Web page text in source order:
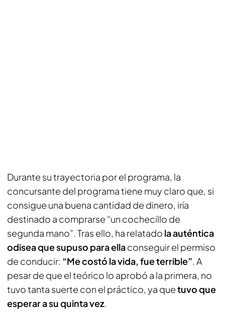
Durante su trayectoria por el programa, la
concursante del programa tiene muy claro que, si
consigue una buena cantidad de dinero, iría
destinado a comprarse “un cochecillo de
segunda mano”. Tras ello, ha relatado la auténtica
odisea que supuso para ellaconseguir el permiso
de conducir: “Me costó la vida, fue terrible”. A
pesar de que el teórico lo aprobó a la primera, no
tuvo tanta suerte con el práctico, ya quetuvo que
esperar a su quinta vez.